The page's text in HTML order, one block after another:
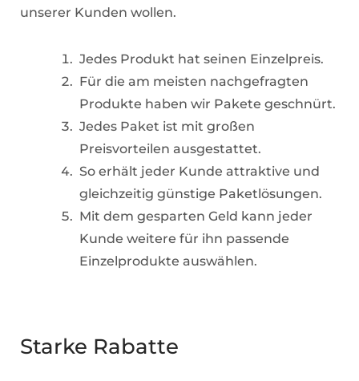
unserer Kunden wollen.
Jedes Produkt hat seinen Einzelpreis.
Für die am meisten nachgefragten
Produkte haben wir Pakete geschnürt.
Jedes Paket ist mit großen
Preisvorteilen ausgestattet.
So erhält jeder Kunde attraktive und
gleichzeitig günstige Paketlösungen.
Mit dem gesparten Geld kann jeder
Kunde weitere für ihn passende
Einzelprodukte auswählen.
Starke Rabatte